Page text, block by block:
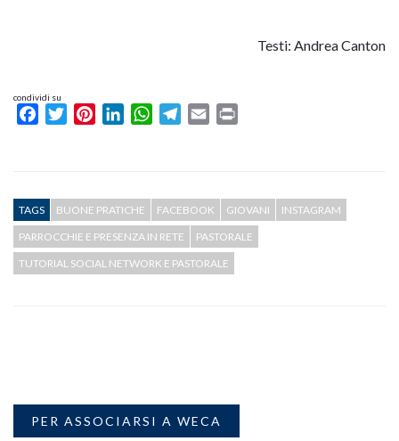
Testi: Andrea Canton
condividi su
FacebookTwitterPinterestLinkedInWhatsAppTelegram
Email
TAGS BUONE PRATICHE FACEBOOK GIOVANI
INSTAGRAM
PARROCCHIE E PRESENZA IN RETE
PASTORALE
TUTORIAL SOCIAL NETWORK E PASTORALE
PER ASSOCIARSI A WECA